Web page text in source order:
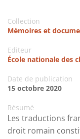
Collection
Mémoires et
Editeur
École nationale des
Date de publication
15 octobre 2020
Résumé
Les traductions
droit romain